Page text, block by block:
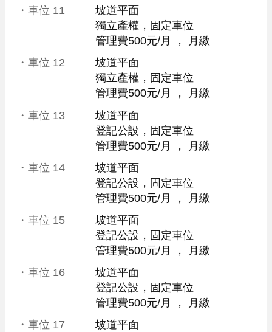
・車位 11
坡道平面
獨立產權，固定車位
管理費500元/月
，
月繳
・車位 12
坡道平面
獨立產權，固定車位
管理費500元/月
，
月繳
・車位 13
坡道平面
登記公設，固定車位
管理費500元/月
，
月繳
・車位 14
坡道平面
登記公設，固定車位
管理費500元/月
，
月繳
・車位 15
坡道平面
登記公設，固定車位
管理費500元/月
，
月繳
・車位 16
坡道平面
登記公設，固定車位
管理費500元/月
，
月繳
・車位 17
坡道平面